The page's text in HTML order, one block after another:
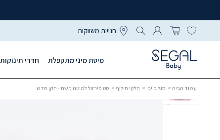
חנויות משווקות
מיטת מיני מתקפלת חדרי תינוקות
עמוד הבית > סגל בייבי > חלקי חילוף > סט פירזול למיטה קשת - תקן חדש